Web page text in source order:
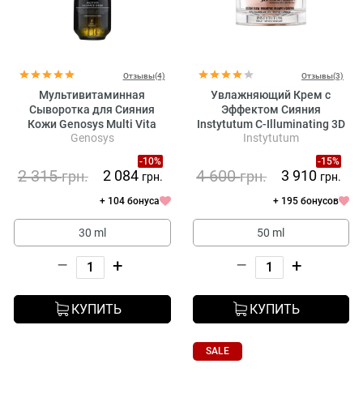
Отзывы(4)
Мультивитаминная
Сыворотка для Сияния
Кожи Genosys Multi Vita
Radiance Serum (MVS)
Genosys
-10%
2 315грн. 2 084 грн.
+ 104 бонуса
30 ml
– +
КУПИТЬ
Отзывы(3)
Увлажняющий Крем с
Эффектом Сияния
Instytutum C-Illuminating 3D
Moisturizer
Instytutum
-15%
4 600грн. 3 910 грн.
+ 195 бонусов
50 ml
– +
КУПИТЬ
SALE